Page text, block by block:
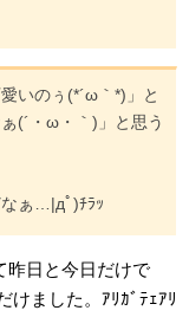
いのぅ(*´ω｀*)」と
(´・ω・｀)」と思う
ぁ…|дﾟ)ﾁﾗｯ
昨日と今日だけで
けました。ｱﾘｶﾞﾃｪｱﾘ